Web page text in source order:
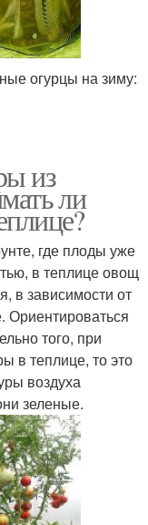
огурцы на зиму:
из
ли
где плоды уже
в теплице овощ
в зависимости от
Ориентироваться
того, при
в теплице, то это
воздуха
зеленые.